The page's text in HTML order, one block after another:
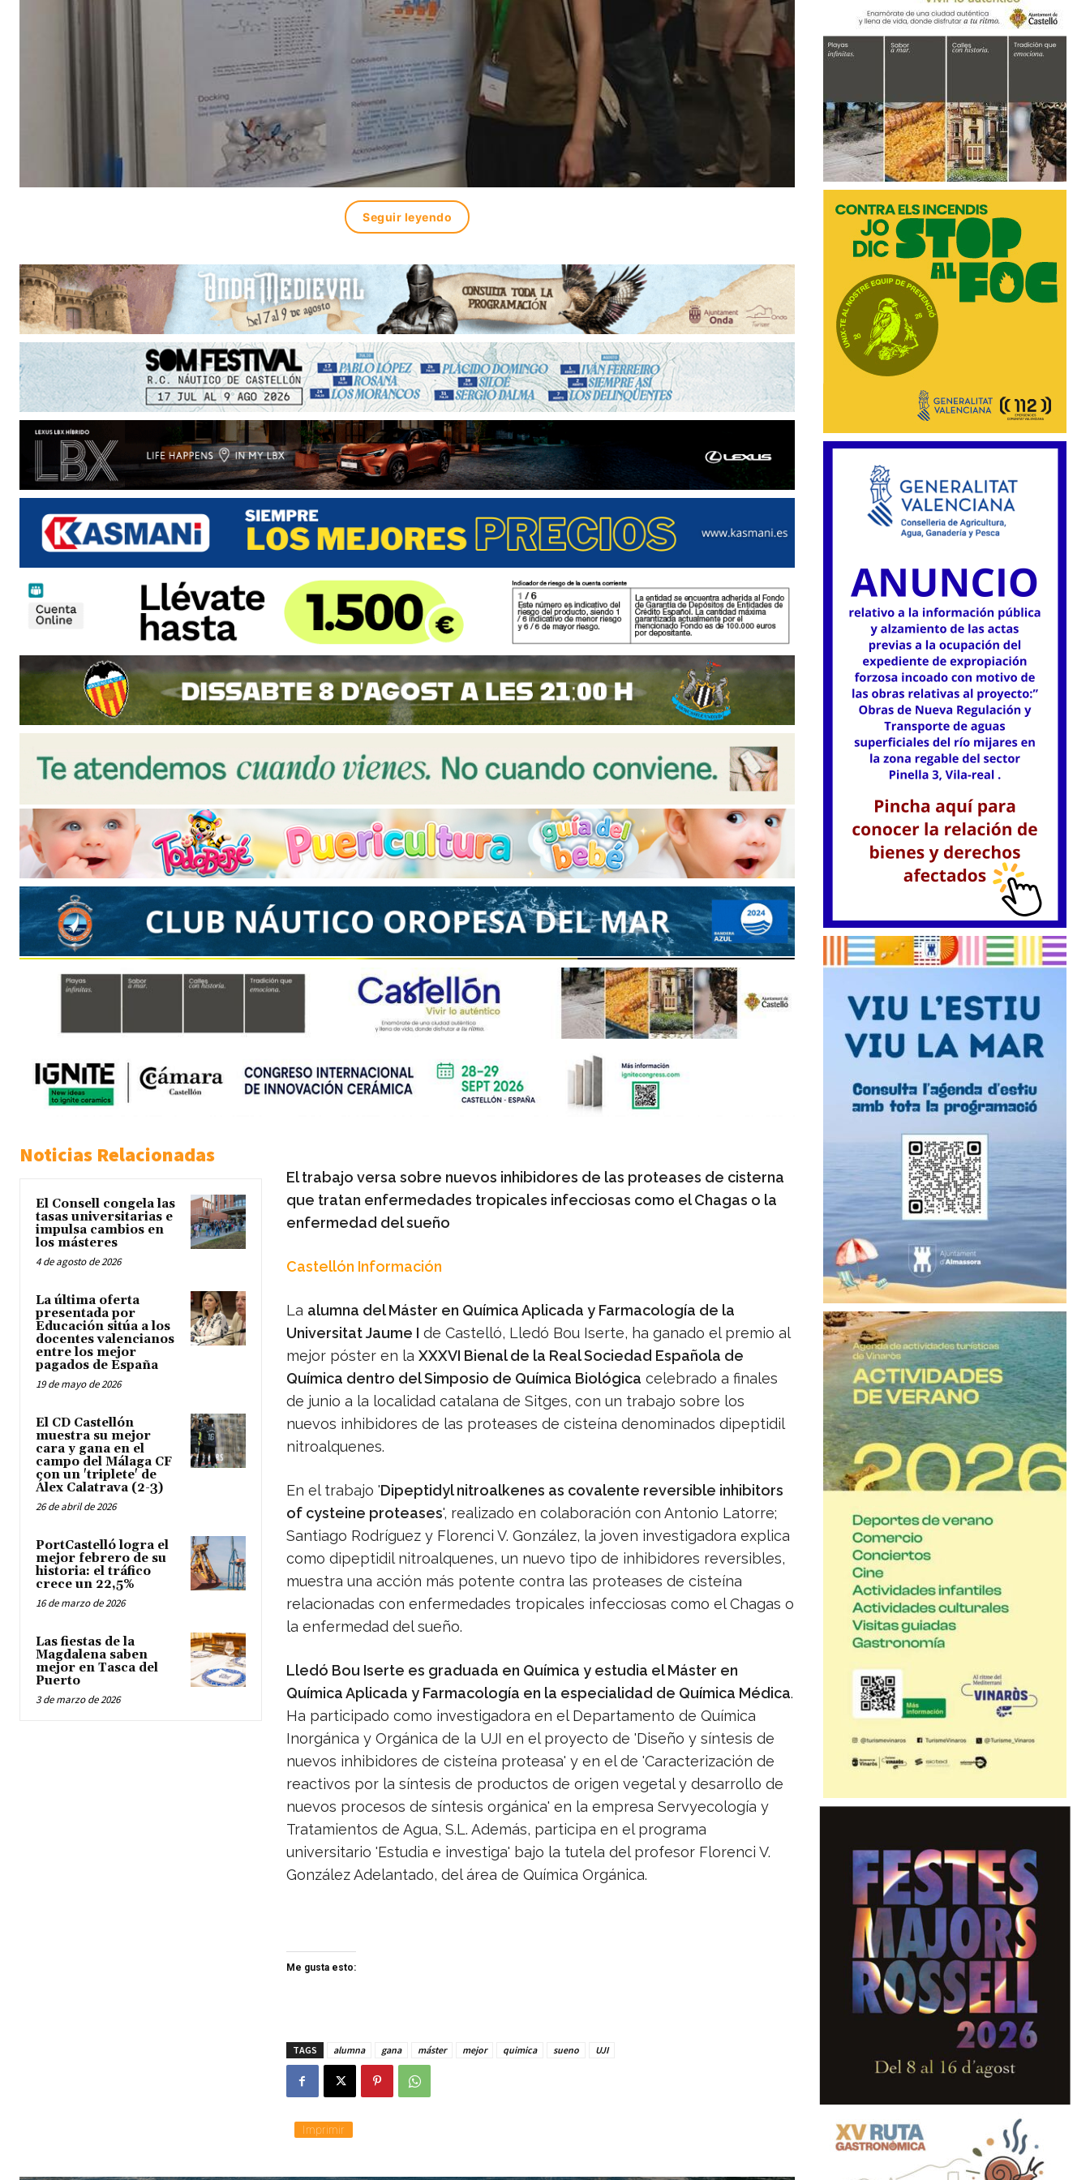
Seguir leyendo
Noticias Relacionadas
El Consell congela las
tasas universitarias e
impulsa cambios en
los másteres
4 de agosto de 2026
La última oferta
presentada por
Educación sitúa a los
docentes valencianos
entre los mejor
pagados de España
19 de mayo de 2026
El CD Castellón
muestra su mejor
cara y gana en el
campo del Málaga CF
con un 'triplete' de
Álex Calatrava (2-3)
26 de abril de 2026
PortCastelló logra el
mejor febrero de su
historia: el tráfico
crece un 22,5%
16 de marzo de 2026
Las fiestas de la
Magdalena saben
mejor en Tasca del
Puerto
3 de marzo de 2026
El trabajo versa sobre nuevos inhibidores de las proteases de cisterna
que tratan enfermedades tropicales infecciosas como el Chagas o la
enfermedad del sueño
Castellón Información
La alumna del Máster en Química Aplicada y Farmacología de la
Universitat Jaume I de Castelló, Lledó Bou Iserte, ha ganado el premio al
mejor póster en la XXXVI Bienal de la Real Sociedad Española de
Química dentro del Simposio de Química Biológica celebrado a finales
de junio a la localidad catalana de Sitges, con un trabajo sobre los
nuevos inhibidores de las proteases de cisteína denominados dipeptidil
nitroalquenes.
En el trabajo 'Dipeptidyl nitroalkenes as covalente reversible inhibitors
of cysteine proteases', realizado en colaboración con Antonio Latorre;
Santiago Rodríguez y Florenci V. González, la joven investigadora explica
como dipeptidil nitroalquenes, un nuevo tipo de inhibidores reversibles,
muestra una acción más potente contra las proteases de cisteína
relacionadas con enfermedades tropicales infecciosas como el Chagas o
la enfermedad del sueño.
Lledó Bou Iserte es graduada en Química y estudia el Máster en
Química Aplicada y Farmacología en la especialidad de Química Médica.
Ha participado como investigadora en el Departamento de Química
Inorgánica y Orgánica de la UJI en el proyecto de 'Diseño y síntesis de
nuevos inhibidores de cisteína proteasa' y en el de 'Caracterización de
reactivos por la síntesis de productos de origen vegetal y desarrollo de
nuevos procesos de síntesis orgánica' en la empresa Servyecología y
Tratamientos de Agua, S.L. Además, participa en el programa
universitario 'Estudia e investiga' bajo la tutela del profesor Florenci V.
González Adelantado, del área de Química Orgánica.
Me gusta esto:
TAGS alumna gana máster mejor quimica sueno UJI
Imprimir